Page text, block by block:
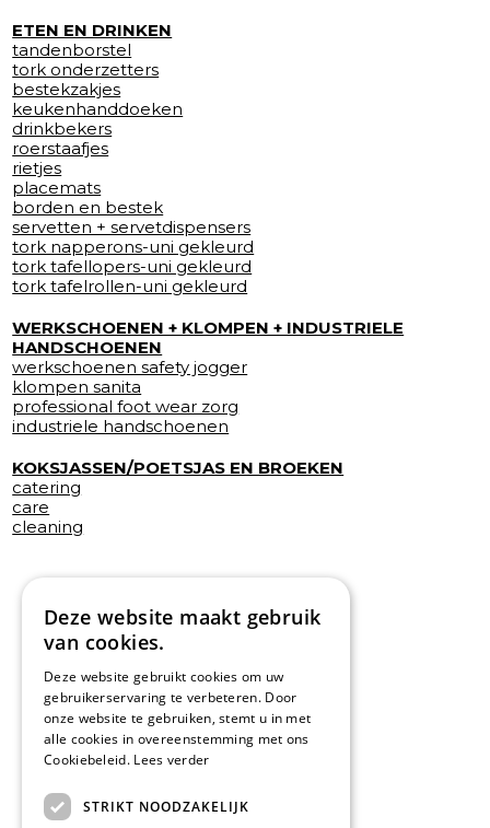
ETEN EN DRINKEN
tandenborstel
tork onderzetters
bestekzakjes
keukenhanddoeken
drinkbekers
roerstaafjes
rietjes
placemats
borden en bestek
servetten + servetdispensers
tork napperons-uni gekleurd
tork tafellopers-uni gekleurd
tork tafelrollen-uni gekleurd
WERKSCHOENEN + KLOMPEN + INDUSTRIELE
HANDSCHOENEN
werkschoenen safety jogger
klompen sanita
professional foot wear zorg
industriele handschoenen
KOKSJASSEN/POETSJAS EN BROEKEN
catering
care
cleaning
Deze website maakt gebruik
van cookies.
Deze website gebruikt cookies om uw
gebruikerservaring te verbeteren. Door
onze website te gebruiken, stemt u in met
alle cookies in overeenstemming met ons
Cookiebeleid. Lees verder
STRIKT NOODZAKELIJK